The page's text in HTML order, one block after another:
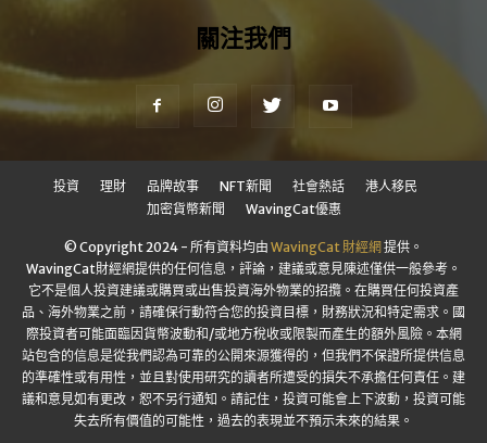
關注我們
投資 理財 品牌故事 NFT新聞 社會熱話
港人移民
加密貨幣新聞
WavingCat優惠
© Copyright 2024 - 所有資料均由 WavingCat 財經網提供。
WavingCat財經網提供的任何信息，評論，建議或意見陳述僅供一般參考。
它不是個人投資建議或購買或出售投資海外物業的招攬。在購買任何投資產
品、海外物業之前，請確保行動符合您的投資目標，財務狀況和特定需求。國
際投資者可能面臨因貨幣波動和/或地方稅收或限製而產生的額外風險。本網
站包含的信息是從我們認為可靠的公開來源獲得的，但我們不保證所提供信息
的準確性或有用性，並且對使用研究的讀者所遭受的損失不承擔任何責任。建
議和意見如有更改，恕不另行通知。請記住，投資可能會上下波動，投資可能
失去所有價值的可能性，過去的表現並不預示未來的結果。